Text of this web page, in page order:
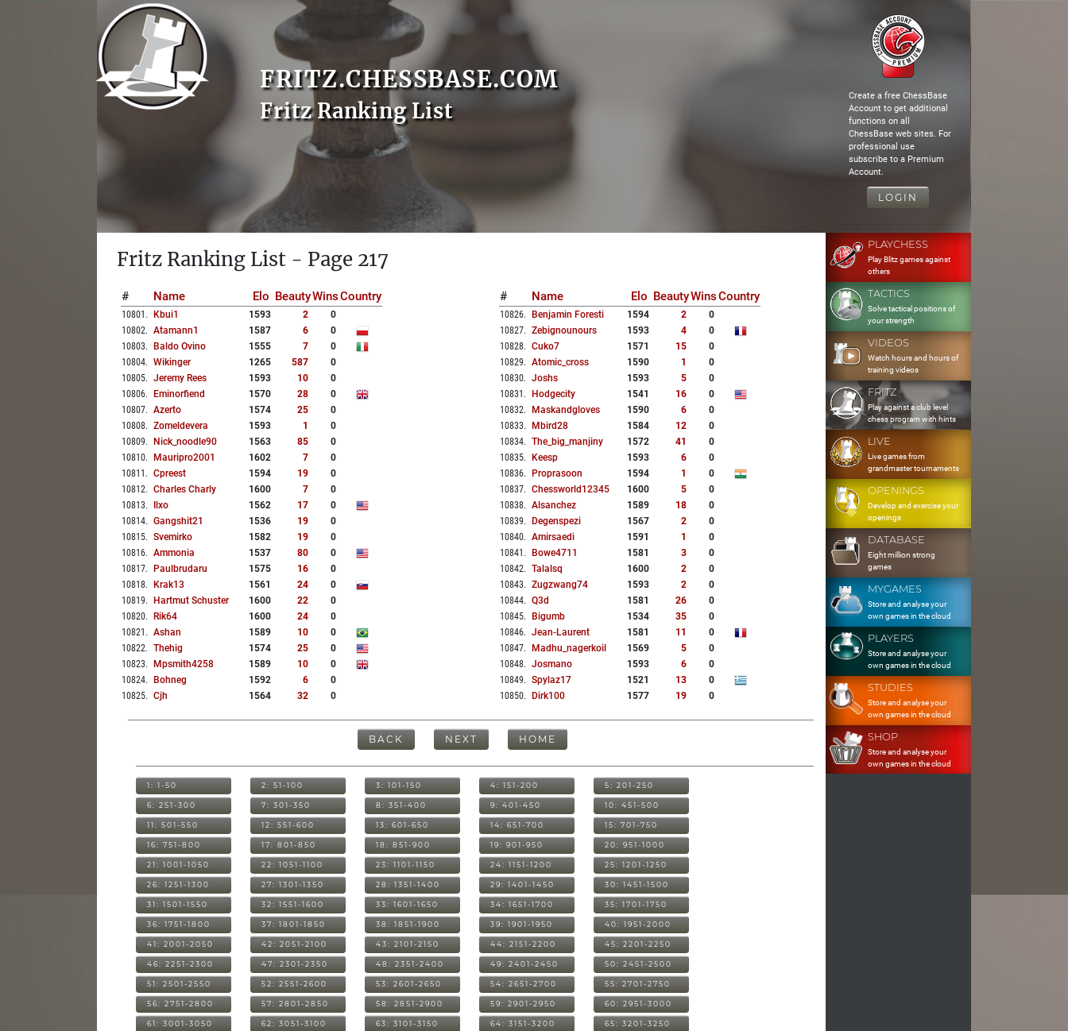
FRITZ.CHESSBASE.COM
Fritz Ranking List
Create a free ChessBase
Account to get additional
functions on all
ChessBase web sites. For
professional use
subscribe to a Premium
Account.
LOGIN
Fritz Ranking List - Page 217
# Name Elo BeautyWinsCountry
10801 . Kbui1 1593 2
0
10802. Atamann1 1587 6
0
10803. Baldo Ovino 1555 7
0
10804. Wikinger 1265 587
0
10805. Jeremy Rees 1593 10
0
10806. Eminorfiend 1570 28
0
10807. Azerto 1574 25
0
10808. Zomeldevera 1593 1
0
10809. Nick_noodle90 1563 85
0
10810. Mauripro2001 1602 7
0
10811 . Cpreest 1594 19
0
10812. Charles Charly 1600 7
0
10813. Ilxo 1562 17
0
10814. Gangshit21 1536 19
0
10815. Svemirko 1582 19
0
10816. Ammonia 1537 80
0
10817. Paulbrudaru 1575 16
0
10818. Krak13 1561 24
0
10819. Hartmut Schuster 1600 22
0
10820. Rik64 1600 24
0
10821 . Ashan 1589 10
0
10822. Thehig 1574 25
0
10823. Mpsmith4258 1589 10
0
10824. Bohneg 1592 6
0
10825. Cjh 1564 32 0
# Name Elo BeautyWinsCountry
10826. Benjamin Foresti 1594 2
0
10827. Zebignounours 1593 4
0
10828. Cuko7 1571 15
0
10829. Atomic_cross 1590 1
0
10830. Joshs 1593 5
0
10831 . Hodgecity 1541 16
0
10832. Maskandgloves 1590 6
0
10833. Mbird28 1584 12
0
10834. The_big_manjiny 1572 41
0
10835. Keesp 1593 6
0
10836. Proprasoon 1594 1
0
10837. Chessworld12345 1600 5
0
10838. Alsanchez 1589 18
0
10839. Degenspezi 1567 2
0
10840. Amirsaedi 1591 1
0
10841 . Bowe4711 1581 3
0
10842. Talalsq 1600 2
0
10843. Zugzwang74 1593 2
0
10844. Q3d 1581 26
0
10845. Bigumb 1534 35
0
10846. Jean-Laurent 1581 11
0
10847. Madhu_nagerkoil 1569 5
0
10848. Josmano 1593 6
0
10849. Spylaz17 1521 13
0
10850. Dirk100 1577 19 0
BACK NEXT HOME
1: 1-50 2: 51-100 3: 101-150 4: 151-200 5: 201-250
6: 251-300 7: 301-350 8: 351-400 9: 401-450 10: 451-500
11: 501-550 12: 551-600 13: 601-650 14: 651-700 15: 701-750
16: 751-800 17: 801-850 18: 851-900 19: 901-950 20: 951-1000
21: 1001-1050 22: 1051-1100 23: 1101-1150 24: 1151-1200 25: 1201-1250
26: 1251-1300 27: 1301-1350 28: 1351-1400 29: 1401-1450 30: 1451-1500
31: 1501-1550 32: 1551-1600 33: 1601-1650 34: 1651-1700 35: 1701-1750
36: 1751-1800 37: 1801-1850 38: 1851-1900 39: 1901-1950 40: 1951-2000
41: 2001-2050 42: 2051-2100 43: 2101-2150 44: 2151-2200 45: 2201-2250
46: 2251-2300 47: 2301-2350 48: 2351-2400 49: 2401-2450 50: 2451-2500
51: 2501-2550 52: 2551-2600 53: 2601-2650 54: 2651-2700 55: 2701-2750
56: 2751-2800 57: 2801-2850 58: 2851-2900 59: 2901-2950 60: 2951-3000
61: 3001-3050 62: 3051-3100 63: 3101-3150 64: 3151-3200 65: 3201-3250
PLAYCHESS
Play Blitz games against
others
TACTICS
Solve tactical positions of
your strength
VIDEOS
Watch hours and hours of
training videos
FRITZ
Play against a club level
chess program with hints
LIVE
Live games from
grandmaster tournaments
OPENINGS
Develop and exercise your
openings
DATABASE
Eight million strong
games
MYGAMES
Store and analyse your
own games in the cloud
PLAYERS
Store and analyse your
own games in the cloud
STUDIES
Store and analyse your
own games in the cloud
SHOP
Store and analyse your
own games in the cloud